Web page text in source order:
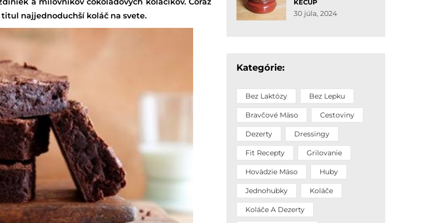
najjednoduchší koláč na svete.
KEČUP
30 júla, 2024
Kategórie:
Bez Laktózy Bez Lepku
Bravčové Mäso Cestoviny
Dezerty Dressingy
Fit Recepty Grilovanie
Hovädzie Mäso Huby
Jednohubky Koláče
Koláče A Dezerty